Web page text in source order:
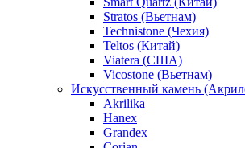
Stratos (Вьетнам)
Technistone (Чехия)
Teltos (Китай)
Viatera (США)
Vicostone (Вьетнам)
Искусственный камень
Akrilika
Hanex
Grandex